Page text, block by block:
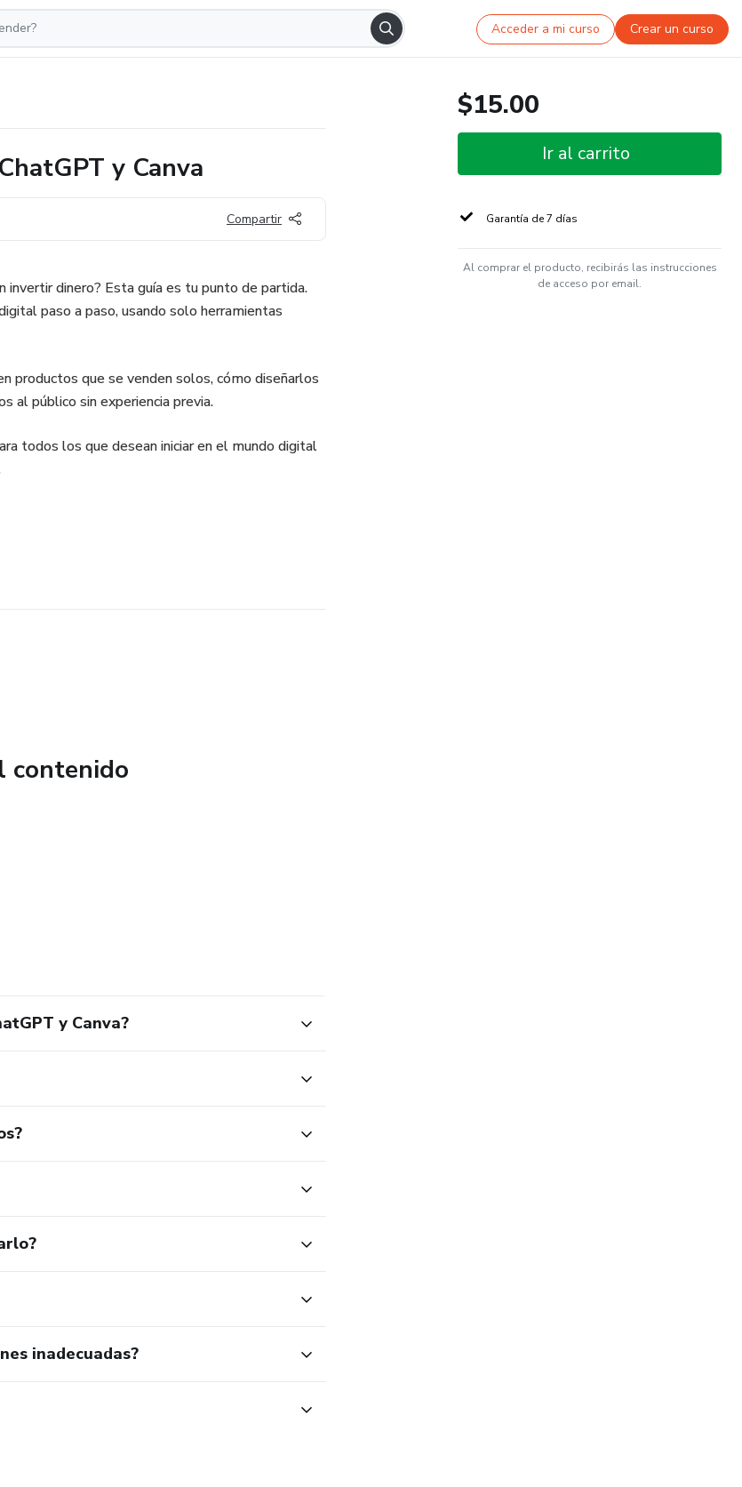
Acceder a mi curso Crear un curso
y Canva
Compartir
invertir dinero? Esta guía es tu punto de partida.
paso a paso, usando solo herramientas
productos que se venden solos, cómo diseñarlos
al público sin experiencia previa.
todos los que desean iniciar en el mundo digital
contenido
y Canva?
inadecuadas?
$15.00
Ir al carrito
Garantía de 7 días
Al comprar el producto, recibirás las instrucciones
de acceso por email.